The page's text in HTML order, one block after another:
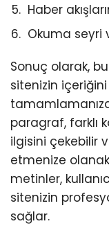
Haber
Okuma seyri
Sonuç olarak,
sitenizin
paragraf, farklı
ilgisini çekebilir
etmenize
metinler,
sitenizin
sağlar.